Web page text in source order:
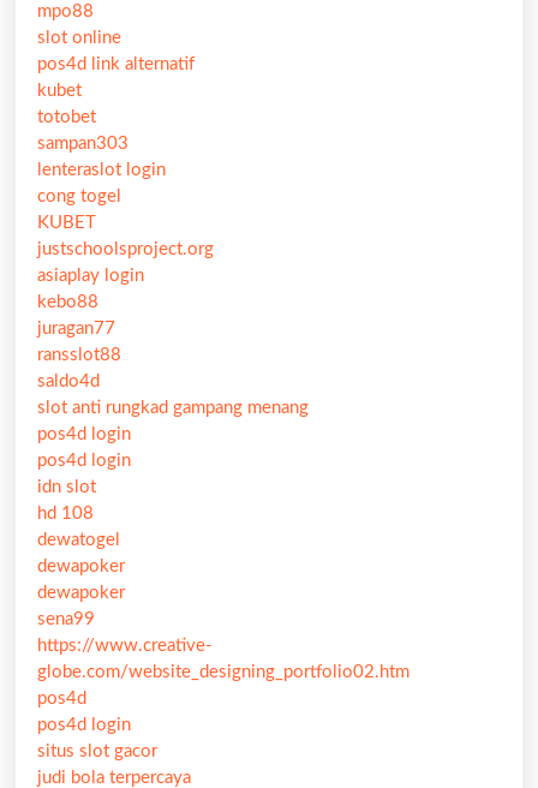
mpo88
slot online
pos4d link alternatif
kubet
totobet
sampan303
lenteraslot login
cong togel
KUBET
justschoolsproject.org
asiaplay login
kebo88
juragan77
ransslot88
saldo4d
slot anti rungkad gampang menang
pos4d login
pos4d login
idn slot
hd 108
dewatogel
dewapoker
dewapoker
sena99
https://www.creative-
globe.com/website_designing_portfolio02.htm
pos4d
pos4d login
situs slot gacor
judi bola terpercaya